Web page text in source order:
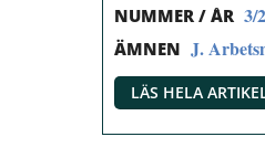
NUMMER / ÅR 3/
ÄMNEN J.
LÄS HELA